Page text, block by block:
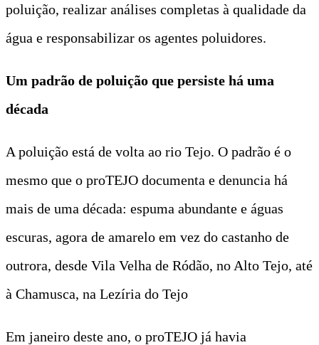
poluição, realizar análises completas à qualidade da
água e responsabilizar os agentes poluidores.
Um padrão de poluição que persiste há uma
década
A poluição está de volta ao rio Tejo. O padrão é o
mesmo que o proTEJO documenta e denuncia há
mais de uma década: espuma abundante e águas
escuras, agora de amarelo em vez do castanho de
outrora, desde Vila Velha de Ródão, no Alto Tejo, até
à Chamusca, na Lezíria do Tejo
Em janeiro deste ano, o proTEJO já havia